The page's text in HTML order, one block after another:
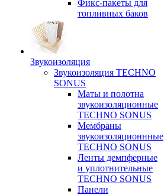
Фикс-пакеты для
топливных баков
Звукоизоляция
Звукоизоляция TECHNO
SONUS
Маты и полотна
звукоизоляционные
TECHNO SONUS
Мембраны
звукоизоляционнные
TECHNO SONUS
Ленты демпферные
и уплотнительные
TECHNO SONUS
Панели